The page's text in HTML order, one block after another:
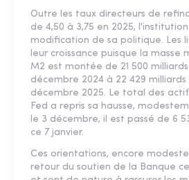
Outre les taux directeurs de
de 4,50 à 3,75 en 2025,
modification de sa politique. Les
leur croissance puisque la masse
M2 est montée de 21 500
décembre 2024 à 22 429
décembre 2025. Le total des
Fed a repris sa hausse,
le 3 décembre, il est passé de 6
ce 7 janvier.
Ces orientations, encore
retour du soutien de la Banque